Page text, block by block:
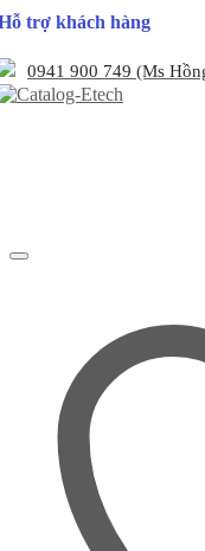
trợ khách hàng
0941 900 749 (Ms